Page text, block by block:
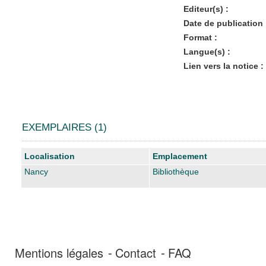
Editeur(s) :
Date de publication
Format :
Langue(s) :
Lien vers la notice :
EXEMPLAIRES (1)
Liste des exemplaires
Localisation
Emplacement
Nancy
Bibliothèque
Mentions légales Contact FAQ